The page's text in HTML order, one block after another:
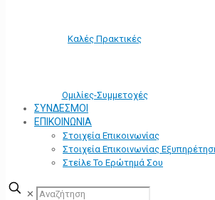
Καλές Πρακτικές
Ομιλίες-Συμμετοχές
ΣΥΝΔΕΣΜΟΙ
ΕΠΙΚΟΙΝΩΝΙΑ
Στοιχεία Επικοινωνίας
Στοιχεία Επικοινωνίας
Στείλε Το Ερώτημά Σου
✕